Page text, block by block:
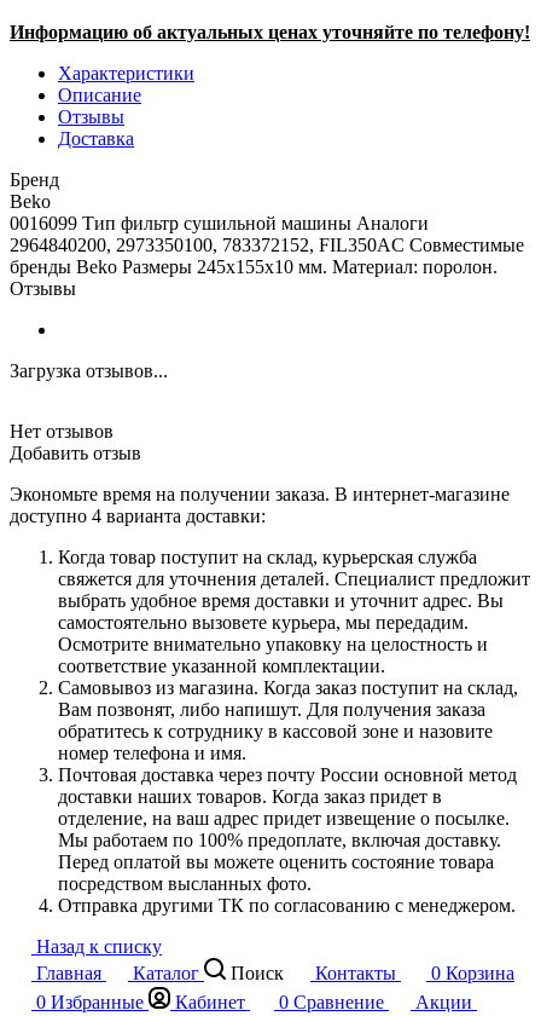
Информацию об актуальных ценах уточняйте по телефону!
Характеристики
Описание
Отзывы
Доставка
Бренд
Beko
0016099 Тип фильтр сушильной машины Аналоги
2964840200, 2973350100, 783372152, FIL350AC Совместимые
бренды Beko Размеры 245х155х10 мм. Материал: поролон.
Отзывы
Загрузка отзывов...
Нет отзывов
Добавить отзыв
Экономьте время на получении заказа. В интернет-магазине
доступно 4 варианта доставки:
Когда товар поступит на склад, курьерская служба
свяжется для уточнения деталей. Специалист предложит
выбрать удобное время доставки и уточнит адрес. Вы
самостоятельно вызовете курьера, мы передадим.
Осмотрите внимательно упаковку на целостность и
соответствие указанной комплектации.
Самовывоз из магазина. Когда заказ поступит на склад,
Вам позвонят, либо напишут. Для получения заказа
обратитесь к сотруднику в кассовой зоне и назовите
номер телефона и имя.
Почтовая доставка через почту России основной метод
доставки наших товаров. Когда заказ придет в
отделение, на ваш адрес придет извещение о посылке.
Мы работаем по 100% предоплате, включая доставку.
Перед оплатой вы можете оценить состояние товара
посредством высланных фото.
Отправка другими ТК по согласованию с менеджером.
Назад к списку
Главная
Каталог Поиск Контакты 0 Корзина
0 Избранные Кабинет 0 Сравнение
Акции